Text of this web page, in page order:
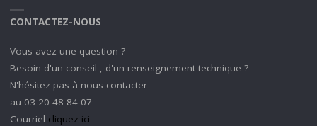
CONTACTEZ-NOUS
Vous avez une question ?
Besoin d'un conseil , d'un renseignement technique ?
N'hésitez pas à nous contacter
au 03 20 48 84 07
Courriel cliquez-ici